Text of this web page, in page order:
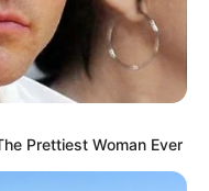
Prettiest Woman Ever